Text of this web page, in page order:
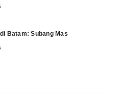
Batam: Subang Mas